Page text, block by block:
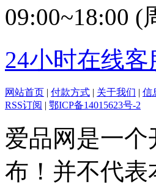
09:00~18:00 (
24小时在线客
网站首页 | 付款方式 | 关于我们 | 信
RSS订阅 | 鄂ICP备14015623号-2
爱品网是一
布！并不代